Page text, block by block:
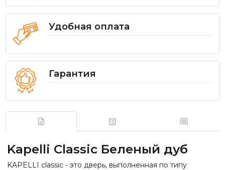
Удобная оплата
Гарантия
Kapelli Classic Беленый дуб
KAPELLI classic - это дверь, выполненная по типу